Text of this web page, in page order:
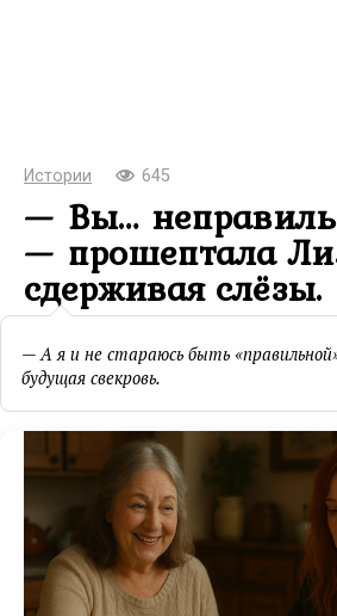
Истории 645
— Вы…
— прошептала
сдерживая слёзы.
— А я и не стараюсь быть
будущая свекровь.